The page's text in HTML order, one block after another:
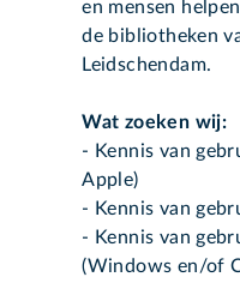
en mensen
de bibliotheken
Leidschendam.
Wat zoeken wij:
- Kennis van
Apple)
- Kennis van
- Kennis van
(Windows en/of